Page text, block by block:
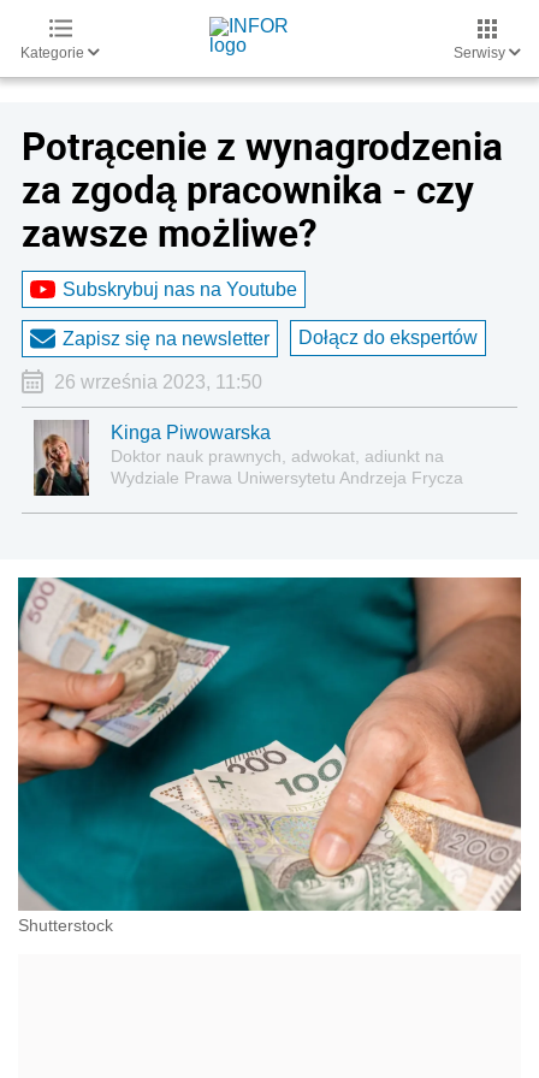
Kategorie Serwisy
Potrącenie z wynagrodzenia
za zgodą pracownika - czy
zawsze możliwe?
Subskrybuj nas na Youtube
Zapisz się na newsletter Dołącz do ekspertów
26 września 2023, 11:50
Kinga Piwowarska
Doktor nauk prawnych, adwokat, adiunkt na
Wydziale Prawa Uniwersytetu Andrzeja Frycza
administracyjnoprawnych aspektach związanych z
pracą i pomocą socjalną.
Shutterstock